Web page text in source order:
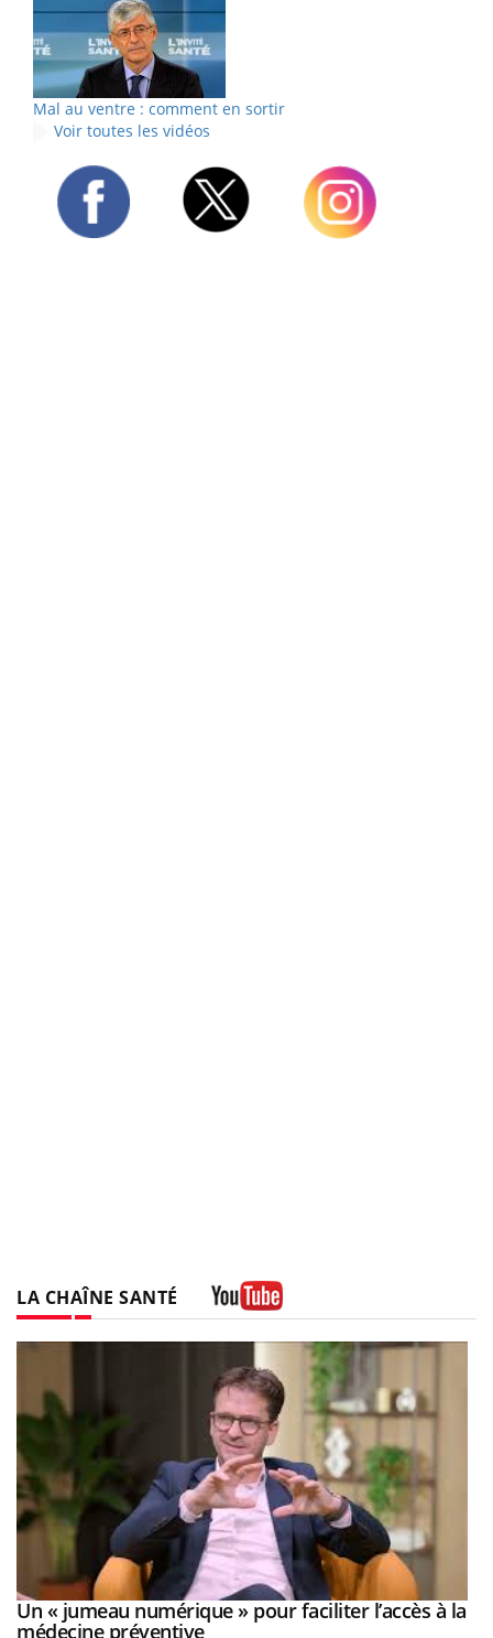
Mal au ventre : comment en sortir
Voir toutes les vidéos
LA CHAÎNE SANTÉ
Youtube
Un « jumeau numérique » pour faciliter l’accès à la
médecine préventiveYoutube
Youtube
COUP DE FOOD sur le diabèteYoutube